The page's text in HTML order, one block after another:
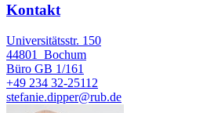
Kontakt
Universitätsstr. 150
44801
Bochum
Büro GB 1/161
+49 234 32-25112
stefanie.dipper@rub.de